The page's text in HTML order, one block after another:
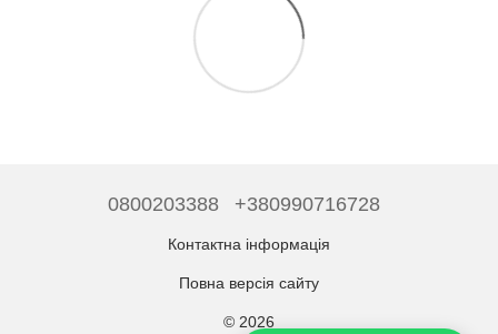
0800203388 +380990716728
Контактна інформація
Повна версія сайту
© 2026